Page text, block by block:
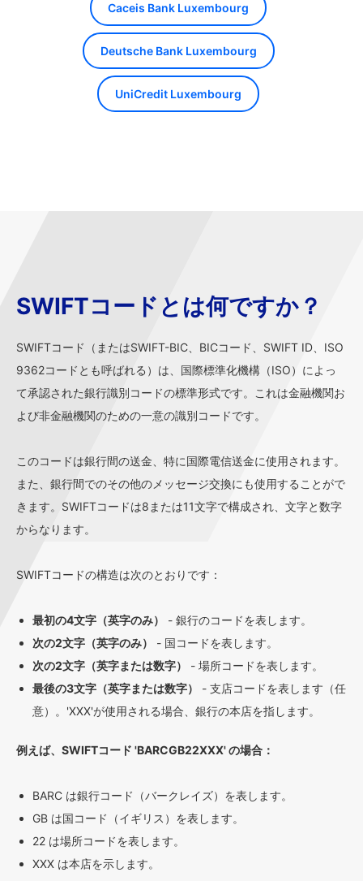
Caceis Bank Luxembourg
Deutsche Bank Luxembourg
UniCredit Luxembourg
SWIFTコードとは何ですか？
SWIFTコード（またはSWIFT-BIC、BICコード、SWIFT ID、ISO
9362コードとも呼ばれる）は、国際標準化機構（ISO）によっ
て承認された銀行識別コードの標準形式です。これは金融機関お
よび非金融機関のための一意の識別コードです。
このコードは銀行間の送金、特に国際電信送金に使用されます。
また、銀行間でのその他のメッセージ交換にも使用することがで
きます。SWIFTコードは8または11文字で構成され、文字と数字
からなります。
SWIFTコードの構造は次のとおりです：
最初の4文字（英字のみ）
- 銀行のコードを表します。
次の2文字（英字のみ）
- 国コードを表します。
次の2文字（英字または数字）
- 場所コードを表します。
最後の3文字（英字または数字）
- 支店コードを表します（任
意）。'XXX'が使用される場合、銀行の本店を指します。
例えば、SWIFTコード 'BARCGB22XXX' の場合：
BARC は銀行コード（バークレイズ）を表します。
GB は国コード（イギリス）を表します。
22 は場所コードを表します。
XXX は本店を示します。